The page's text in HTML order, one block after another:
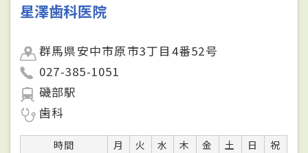
星澤歯科医院
群馬県安中市原市3丁目4番52号
027-385-1051
磯部駅
歯科
時間 月 火 水 木 金 土 日
祝